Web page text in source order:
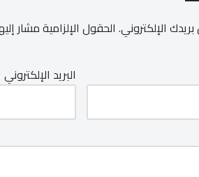
الإلكتروني.الحقول الإلزامية مشار
البريد الإلكتروني